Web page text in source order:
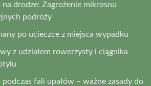
na drodze: Zagrożenie mikrosnu
podróży
po ucieczce z miejsca wypadku
z udziałem rowerzysty i ciągnika
podczas fali upałów – ważne zasady do